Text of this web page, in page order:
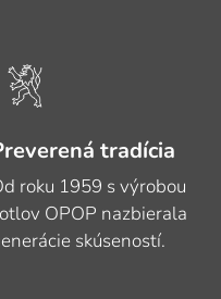
tradícia
roku 1959 s výrobou
OPOP nazbierala
skúseností.